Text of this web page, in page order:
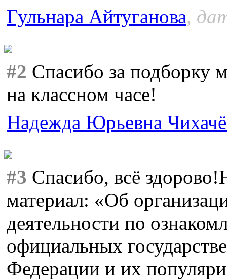
Гульнара Айтуганова,
#2 Спасибо за подборку
на классном часе!
Надежда Юрьевна
#3 Спасибо, всё
материал: «Об
деятельности по
официальных
Федерации и их